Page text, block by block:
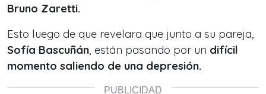
Bruno Zaretti.
Esto luego de que revelara que junto a su pareja,
Sofía Bascuñán, están pasando por un difícil
momento saliendo de una depresión.